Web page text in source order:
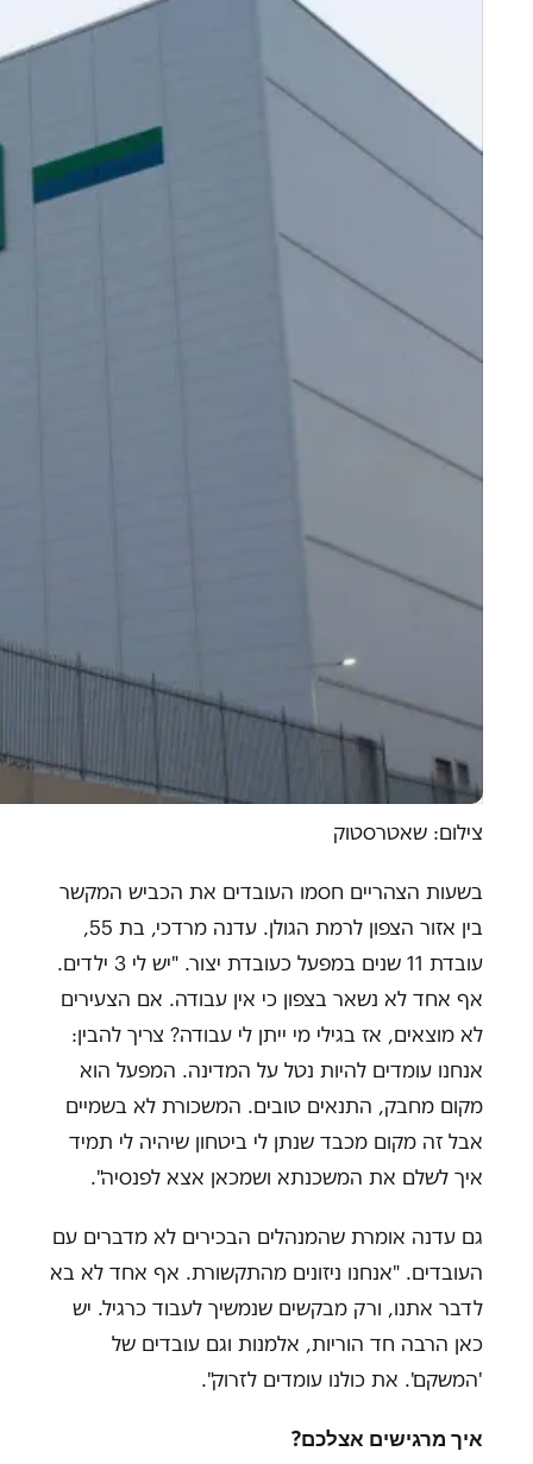
צילום: שאטרסטוק
בשעות הצהריים חסמו העובדים את הכביש המקשר
בין אזור הצפון לרמת הגולן. עדנה מרדכי, בת 55,
עובדת 11 שנים במפעל כעובדת יצור. "יש לי 3 ילדים.
אף אחד לא נשאר בצפון כי אין עבודה. אם הצעירים
לא מוצאים, אז בגילי מי ייתן לי עבודה? צריך להבין:
אנחנו עומדים להיות נטל על המדינה. המפעל הוא
מקום מחבק, התנאים טובים. המשכורת לא בשמיים
אבל זה מקום מכבד שנתן לי ביטחון שיהיה לי תמיד
איך לשלם את המשכנתא ושמכאן אצא לפנסיה".
גם עדנה אומרת שהמנהלים הבכירים לא מדברים עם
העובדים. "אנחנו ניזונים מהתקשורת. אף אחד לא בא
לדבר אתנו, ורק מבקשים שנמשיך לעבוד כרגיל. יש
כאן הרבה חד הוריות, אלמנות וגם עובדים של
'המשקם'. את כולנו עומדים לזרוק".
איך מרגישים אצלכם?